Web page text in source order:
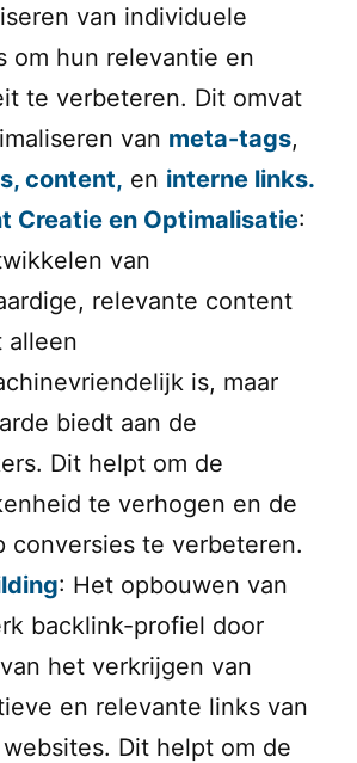
van individuele
om hun relevantie en
te verbeteren. Dit omvat
van meta-tags,
content, en interne links.
Creatie en Optimalisatie:
van
relevante content
alleen
is, maar
biedt aan de
Dit helpt om de
te verhogen en de
conversies te verbeteren.
: Het opbouwen van
backlink-profiel door
het verkrijgen van
en relevante links van
Dit helpt om de